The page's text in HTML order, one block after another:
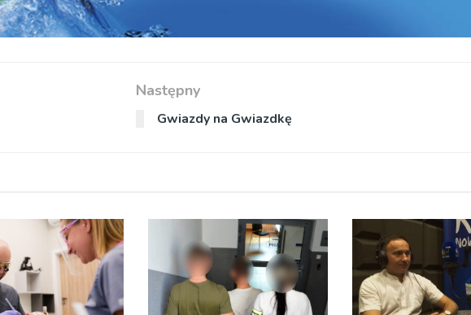
Następny
Gwiazdy na Gwiazdkę